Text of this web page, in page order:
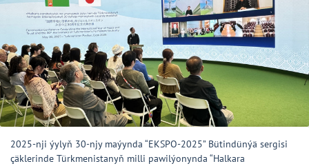
2025-nji ýylyň 30-njy maýynda “EKSPO-2025” Bütindünýä sergisi
çäklerinde Türkmenistanyň milli pawilýonynda “Halkara